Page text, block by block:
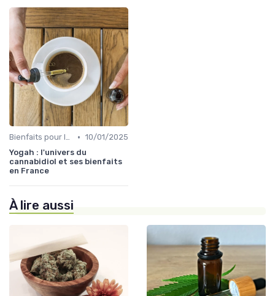
Bienfaits pour la santé • 10/01/2025
Yogah : l'univers du
cannabidiol et ses bienfaits
en France
À lire aussi